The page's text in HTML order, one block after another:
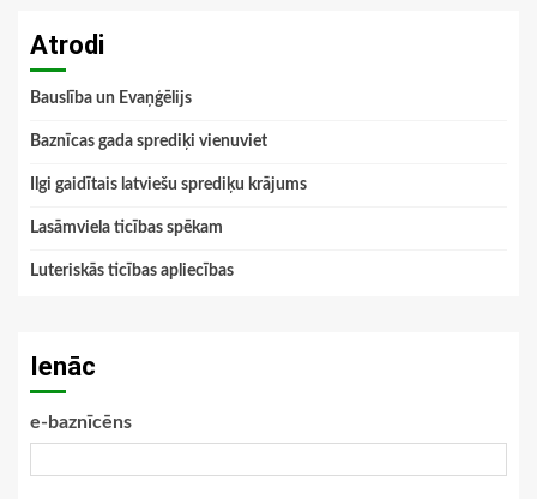
Atrodi
Bauslība un Evaņģēlijs
Baznīcas gada sprediķi vienuviet
Ilgi gaidītais latviešu sprediķu krājums
Lasāmviela ticības spēkam
Luteriskās ticības apliecības
Ienāc
e-baznīcēns